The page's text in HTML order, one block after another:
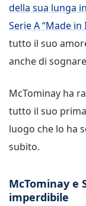
della sua lunga
Serie A “Made in
tutto il suo
anche di
McTominay ha
tutto il suo
luogo che lo ha
subito.
McTominay e
imperdibile